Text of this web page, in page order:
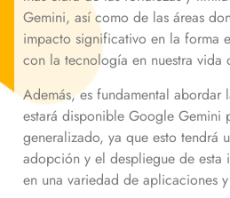
Gemini, así como de las áreas
impacto significativo en la forma
con la tecnología en nuestra vida
Además, es fundamental abordar
estará disponible Google Gemini
generalizado, ya que esto tendrá
adopción y el despliegue de esta
en una variedad de aplicaciones